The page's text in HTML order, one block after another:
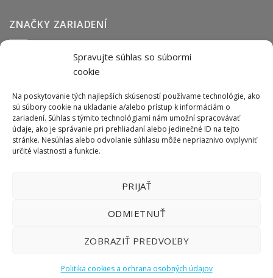
Spravujte súhlas so súbormi
cookie
Na poskytovanie tých najlepších skúseností používame technológie, ako
sú súbory cookie na ukladanie a/alebo prístup k informáciám o
zariadení. Súhlas s týmito technológiami nám umožní spracovávať
údaje, ako je správanie pri prehliadaní alebo jedinečné ID na tejto
stránke. Nesúhlas alebo odvolanie súhlasu môže nepriaznivo ovplyvniť
určité vlastnosti a funkcie.
PRIJAŤ
ODMIETNUŤ
ZOBRAZIŤ PREDVOĽBY
Politika cookies a ochrana osobných údajov
ZNAČKY ZARIADENÍ
Anser Arca BOFA cab Carl Valentin
Datalogic Hitachi
Norwix
Purex Tiflex Tykma Zanasi
ODBER NEWSLETTERU
Copyright 2026 ©LIFTEC SK